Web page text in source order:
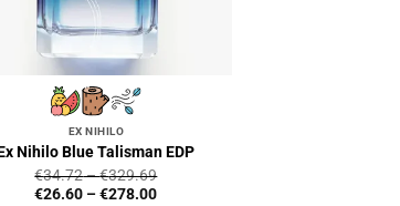
EX NIHILO
Nihilo Blue Talisman EDP
€34.72–€329.69
€26.60 –€278.00